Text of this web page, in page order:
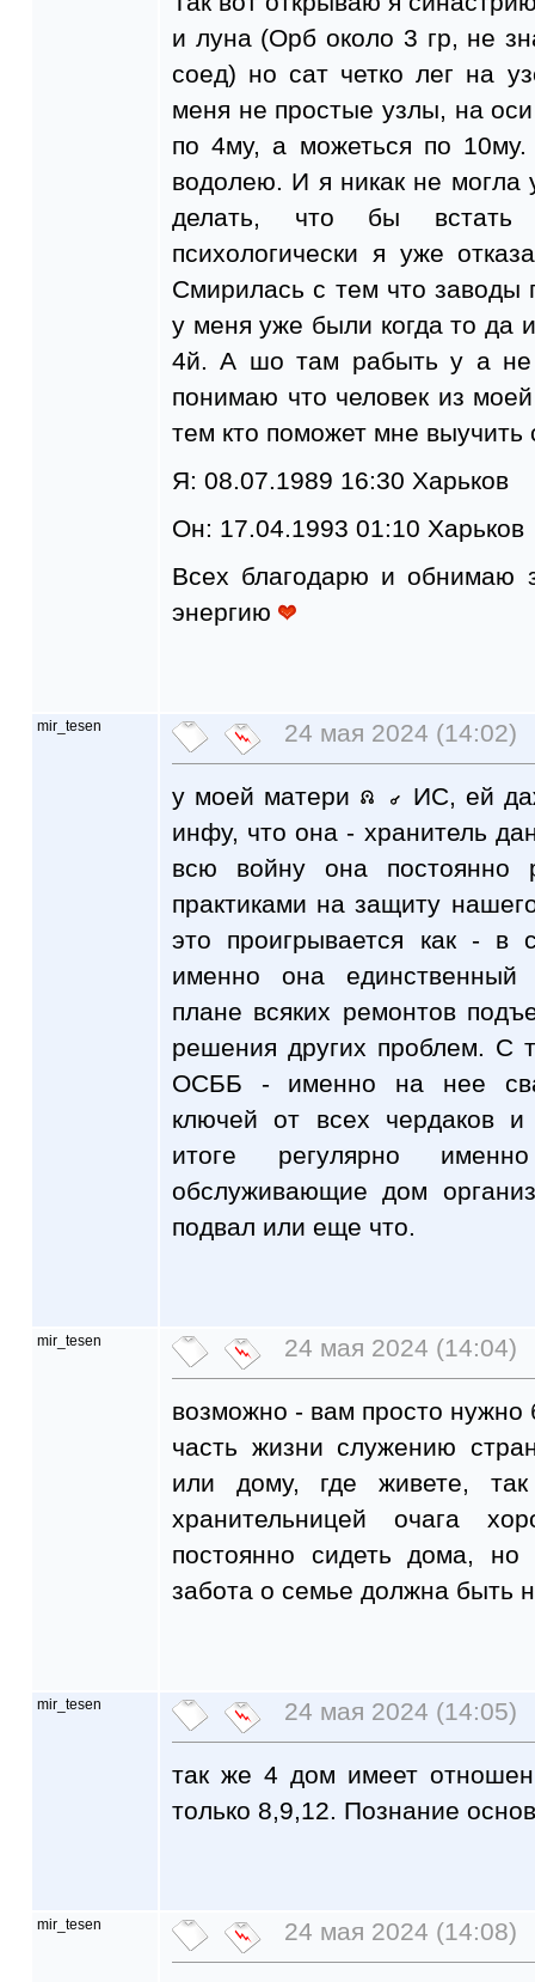
и луна (Орб около 3 гр, не
соед) но сат четко лег на
меня не простые узлы, на
по 4му, а можеться по
водолею. И я никак не могла
делать, что бы
психологически я уже
Смирилась с тем что
у меня уже были когда то
4й. А шо там рабыть у а не
понимаю что человек из
тем кто поможет мне
Я: 08.07.1989 16:30 Харьков
Он: 17.04.1993 01:10 Харьков
Всех благодарю и обнимаю
энергию
mir_tesen 24 мая 2024 (14:02)
у моей матери
ИС, ей
инфу, что она - хранитель
всю войну она постоянно
практиками на защиту
это проигрывается как - в
именно она единственный
плане всяких ремонтов
решения других проблем. С
ОСББ - именно на нее
ключей от всех чердаков
итоге регулярно
обслуживающие дом
подвал или еще что.
mir_tesen 24 мая 2024 (14:04)
возможно - вам просто нужно
часть жизни служению
или дому, где живете,
хранительницей очага
постоянно сидеть дома, но
забота о семье должна быть
mir_tesen 24 мая 2024 (14:05)
так же 4 дом имеет
только 8,9,12. Познание
mir_tesen 24 мая 2024 (14:08)